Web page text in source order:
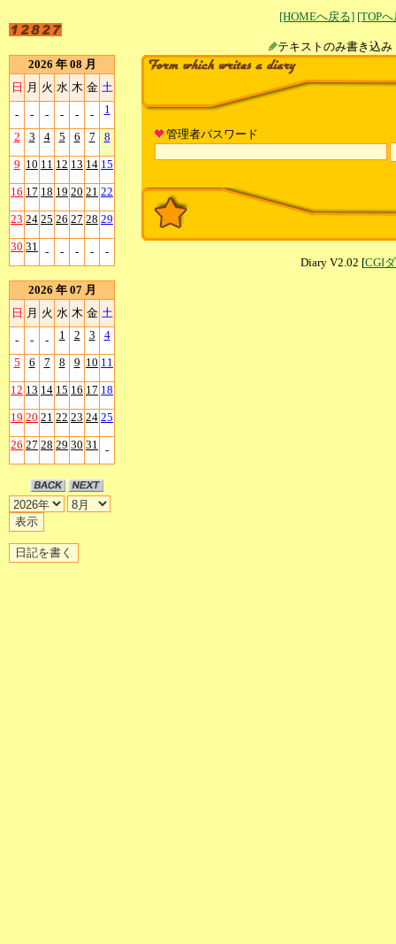
[HOMEへ戻る] [TOP
テキストのみ書
2026 年 08 月
日 月 火 水 木 金 土
- - - - - - 1
2 3 4 5 6 7 8
9 10 11 12 13 14 15
16 17 18 19 20 21 22
23 24 25 26 27 28 29
30 31 - - - - -
2026 年 07 月
日 月 火 水 木 金 土
- - - 1 2 3 4
5 6 7 8 9 10 11
12 13 14 15 16 17 18
19 20 21 22 23 24 25
26 27 28 29 30 31 -
管理者パスワード
Diary V2.02 [CGI